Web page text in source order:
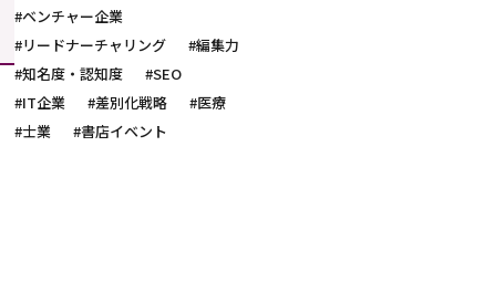
#ベンチャー企業
#リードナーチャリング
#編集力
#知名度・認知度
#SEO
#IT企業
#差別化戦略
#医療
#士業
#書店イベント